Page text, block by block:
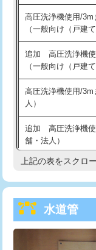
給水管工事※（バ
給水管工事※（支
給水管工事※（保温
め込み）)
給水管工事※（土の
業)
給水管工事※（塩ビ
用/3ｍまで)
給水管工事※（塩
給水管工事※（ライ
管・ポリ管・HT管
給水管工事※（ラ
高圧洗浄機使用/3m
（一般向け（戸建
追加 高圧洗浄機使
（一般向け（戸建
高圧洗浄機使用/
人）
追加 高圧洗浄機
舗・法人）
高度高圧洗浄換
トーラー機使用/3m
追加トーラー機使
上記の表をスクロ
水道管